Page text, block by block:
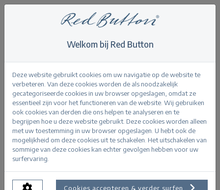
Bibette multi jacquard
Terug
Bibette multi jacquard dark sand
PRODUCTINFORMATIE
Welkom bij Red Button
Deze website gebruikt cookies om uw navigatie op de website te
verbeteren. Van deze cookies worden de als noodzakelijk
gecategoriseerde cookies in uw browser opgeslagen, omdat ze
essentieel zijn voor het functioneren van de website. Wij gebruiken
ook cookies van derden die ons helpen te analyseren en te
begrijpen hoe u deze website gebruikt. Deze cookies worden alleen
met uw toestemming in uw browser opgeslagen. U hebt ook de
mogelijkheid om deze cookies uit te schakelen. Het uitschakelen van
sommige van deze cookies kan echter gevolgen hebben voor uw
surfervaring.
Cookies accepteren & verder surfen